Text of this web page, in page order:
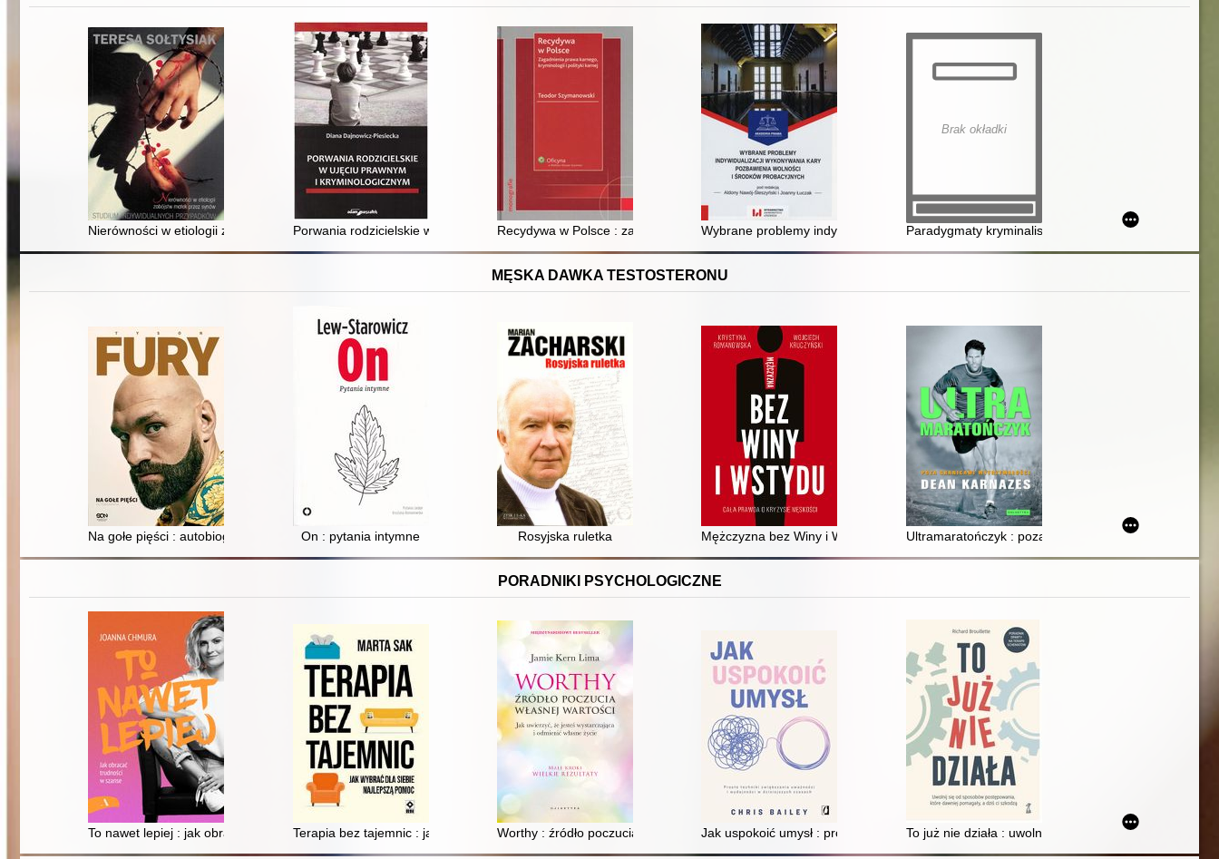
Nierówności w etiologii zabójstw matek przez synów : studium indywidualnych przypadków
Porwania rodzicielskie w ujęciu prawnym i kryminologicznymRecydywa w Polsce : zagadnienia prawa karnego, kryminologii i polityki karnej
Wybrane problemy indywidualizacji wykonywania kary pozbawienia wolności i środków
Brak okładki
Paradygmaty kryminalistyki
MĘSKA DAWKA TESTOSTERONU
Na gołe pięści : autobiografia On : pytania intymne Rosyjska ruletka Mężczyzna bez Winy i Wstydu : cała prawda o kryzysie męskości
Ultramaratończyk : poza granicami wytrzymałości
PORADNIKI PSYCHOLOGICZNE
To nawet lepiej : jak obracać trudności w szanseTerapia bez tajemnic : jak wybrać dla siebie najlepszą pomocWorthy : źródło poczucia własnej wartości : jak uwierzyć, że jesteś wystarczająca, i odmienić własne życie : małe kroki wielkie
Jak uspokoić umysł : proste techniki zwiększania uważności i wydajności w dzisiejszych
To już nie działa : uwolnij się od sposobów